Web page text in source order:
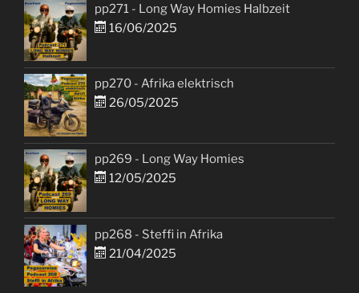
pp271 - Long Way Homies Halbzeit
16/06/2025
pp270 - Afrika elektrisch
26/05/2025
pp269 - Long Way Homies
12/05/2025
pp268 - Steffi in Afrika
21/04/2025